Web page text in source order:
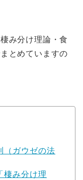
み分け理論・食
とめていますの
（ガウゼの法
棲み分け理